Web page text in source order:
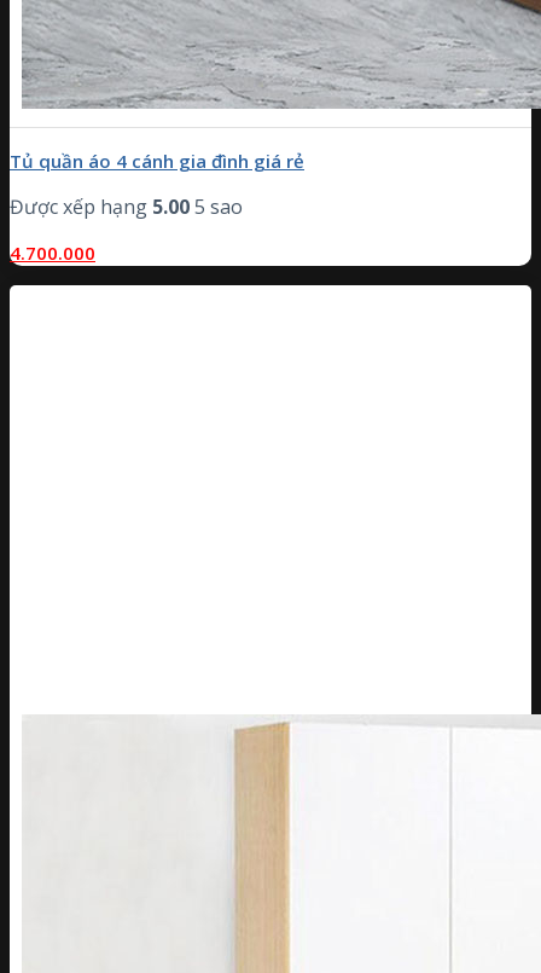
Tủ quần áo 4 cánh gia đình giá rẻ
Được xếp hạng 5.005 sao
4.700.000